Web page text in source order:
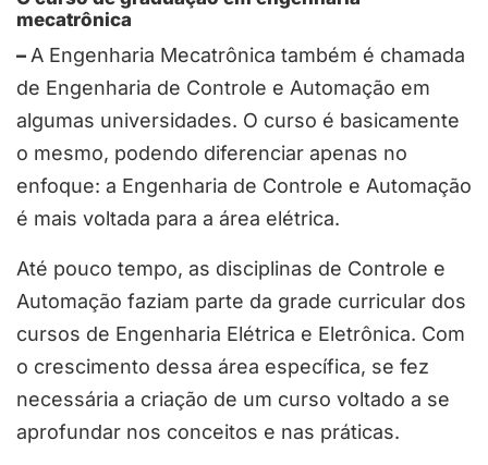
mecatrônica
– A Engenharia Mecatrônica também é chamada
de Engenharia de Controle e Automação em
algumas universidades. O curso é basicamente
o mesmo, podendo diferenciar apenas no
enfoque: a Engenharia de Controle e Automação
é mais voltada para a área elétrica.
Até pouco tempo, as disciplinas de Controle e
Automação faziam parte da grade curricular dos
cursos de Engenharia Elétrica e Eletrônica. Com
o crescimento dessa área específica, se fez
necessária a criação de um curso voltado a se
aprofundar nos conceitos e nas práticas.